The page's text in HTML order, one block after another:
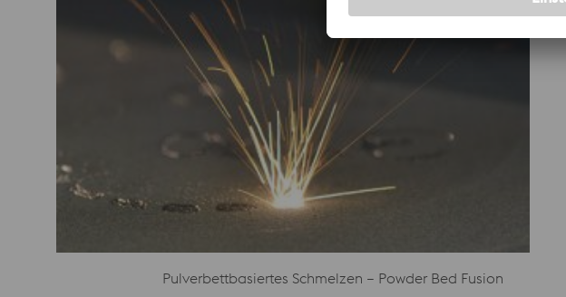
Pulverbettbasiertes Schmelzen – Powder Bed Fusion